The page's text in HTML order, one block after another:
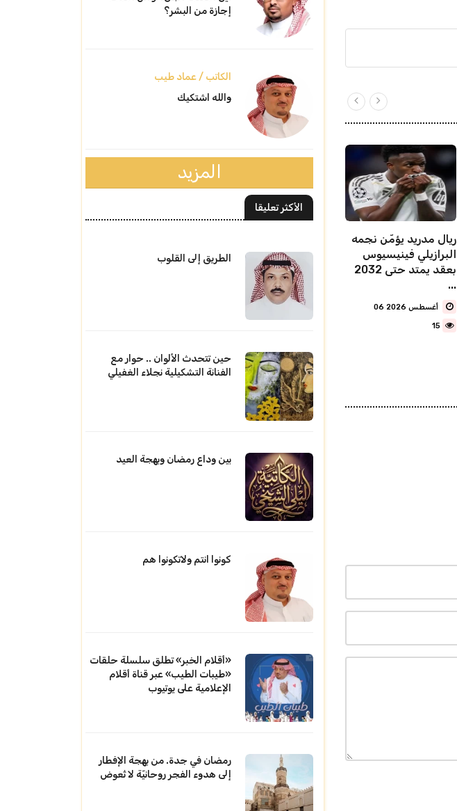
ريال مدريد يؤمّن نجمه
البرازيلي فينيسيوس
بعقد يمتد حتى 2032
...
15
إجازة من البشر؟
الكاتب / عماد طيب
والله اشتكيك
المزيد
الأكثر تعليقا
الطريق إلى القلوب
حين تتحدث الألوان .. حوار مع
الفنانة التشكيلية نجلاء الغفيلي
بين وداع رمضان وبهجة العيد
كونوا انتم ولاتكونوا هم
«أقلام الخبر» تطلق سلسلة حلقات
«طيبات الطيب» عبر قناة أقلام
الإعلامية على يوتيوب
رمضان في جدة. من بهجة الإفطار
إلى هدوء الفجر روحانيّة لا تُعوض